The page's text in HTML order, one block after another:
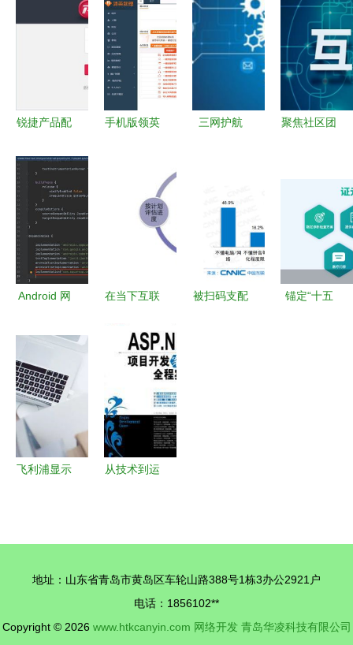
锐捷产品配
开发中的高
效应用
手机版领英
三网护航
聚焦社区团
Android 网
指南 从基
础到高级实
践
在当下互联
潮中我们应
当如何创业
被扫码支配
锚定“十五
飞利浦显示
从技术到运
录》对亲子
教育平台的
启示
地址：山东省青岛市黄岛区车轮山路388号1栋3办公2921户
电话：1856102**
Copyright © 2026 www.htkcanyin.com 网络开发 青岛华凌科技有限公司